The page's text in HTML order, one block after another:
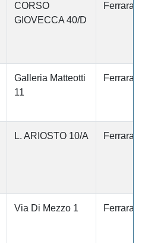
CORSO
GIOVECCA 40/D
Ferrara
Galleria Matteotti
11
Ferrara
L. ARIOSTO 10/A Ferrara
Via Di Mezzo 1 Ferrara